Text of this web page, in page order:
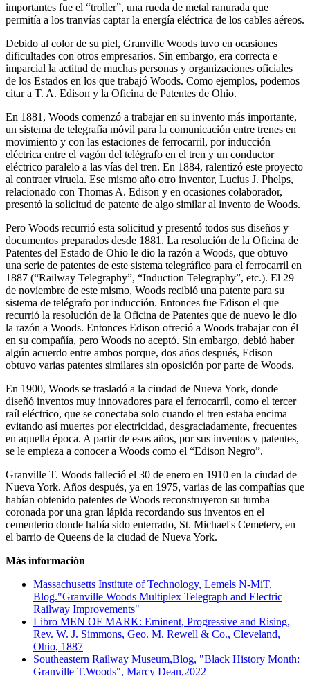
importantes fue el “troller”, una rueda de metal ranurada que
permitía a los tranvías captar la energía eléctrica de los cables aéreos.
Debido al color de su piel, Granville Woods tuvo en ocasiones
dificultades con otros empresarios. Sin embargo, era correcta e
imparcial la actitud de muchas personas y organizaciones oficiales
de los Estados en los que trabajó Woods. Como ejemplos, podemos
citar a T. A. Edison y la Oficina de Patentes de Ohio.
En 1881, Woods comenzó a trabajar en su invento más importante,
un sistema de telegrafía móvil para la comunicación entre trenes en
movimiento y con las estaciones de ferrocarril, por inducción
eléctrica entre el vagón del telégrafo en el tren y un conductor
eléctrico paralelo a las vías del tren. En 1884, ralentizó este proyecto
al contraer viruela. Ese mismo año otro inventor, Lucius J. Phelps,
relacionado con Thomas A. Edison y en ocasiones colaborador,
presentó la solicitud de patente de algo similar al invento de Woods.
Pero Woods recurrió esta solicitud y presentó todos sus diseños y
documentos preparados desde 1881. La resolución de la Oficina de
Patentes del Estado de Ohio le dio la razón a Woods, que obtuvo
una serie de patentes de este sistema telegráfico para el ferrocarril en
1887 (“Railway Telegraphy”, “Induction Telegraphy”, etc.). El 29
de noviembre de este mismo, Woods recibió una patente para su
sistema de telégrafo por inducción. Entonces fue Edison el que
recurrió la resolución de la Oficina de Patentes que de nuevo le dio
la razón a Woods. Entonces Edison ofreció a Woods trabajar con él
en su compañía, pero Woods no aceptó. Sin embargo, debió haber
algún acuerdo entre ambos porque, dos años después, Edison
obtuvo varias patentes similares sin oposición por parte de Woods.
En 1900, Woods se trasladó a la ciudad de Nueva York, donde
diseñó inventos muy innovadores para el ferrocarril, como el tercer
raíl eléctrico, que se conectaba solo cuando el tren estaba encima
evitando así muertes por electricidad, desgraciadamente, frecuentes
en aquella época. A partir de esos años, por sus inventos y patentes,
se le empieza a conocer a Woods como el “Edison Negro”.
Granville T. Woods falleció el 30 de enero en 1910 en la ciudad de
Nueva York. Años después, ya en 1975, varias de las compañías que
habían obtenido patentes de Woods reconstruyeron su tumba
coronada por una gran lápida recordando sus inventos en el
cementerio donde había sido enterrado, St. Michael's Cemetery, en
el barrio de Queens de la ciudad de Nueva York.
Más información
Massachusetts Institute of Technology, Lemels N-MiT,
Blog."Granville Woods Multiplex Telegraph and Electric
Railway Improvements"
Libro MEN OF MARK: Eminent, Progressive and Rising,
Rev. W. J. Simmons, Geo. M. Rewell & Co., Cleveland,
Ohio, 1887
Southeastern Railway Museum,Blog, "Black History Month:
Granville T.Woods", Marcy Dean,2022